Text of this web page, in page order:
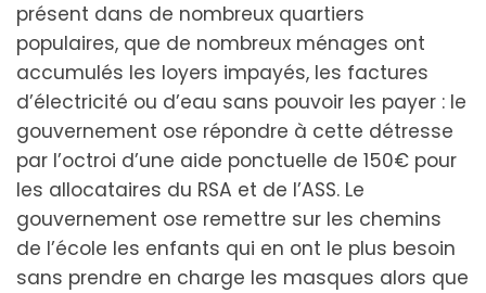
présent dans de nombreux quartiers
populaires, que de nombreux ménages ont
accumulés les loyers impayés, les factures
d’électricité ou d’eau sans pouvoir les payer : le
gouvernement ose répondre à cette détresse
par l’octroi d’une aide ponctuelle de 150€ pour
les allocataires du RSA et de l’ASS. Le
gouvernement ose remettre sur les chemins
de l’école les enfants qui en ont le plus besoin
sans prendre en charge les masques alors que